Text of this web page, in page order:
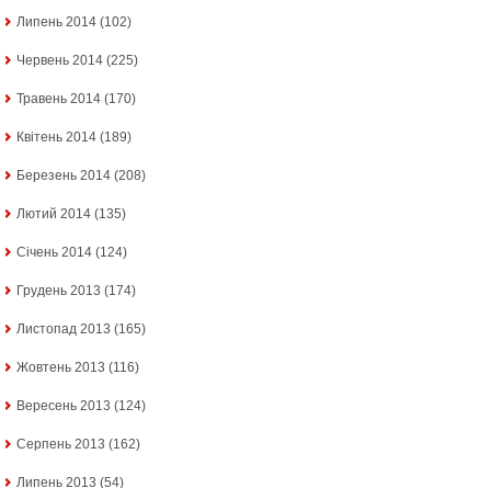
Липень 2014 (102)
Червень 2014 (225)
Травень 2014 (170)
Квітень 2014 (189)
Березень 2014 (208)
Лютий 2014 (135)
Січень 2014 (124)
Грудень 2013 (174)
Листопад 2013 (165)
Жовтень 2013 (116)
Вересень 2013 (124)
Серпень 2013 (162)
Липень 2013 (54)